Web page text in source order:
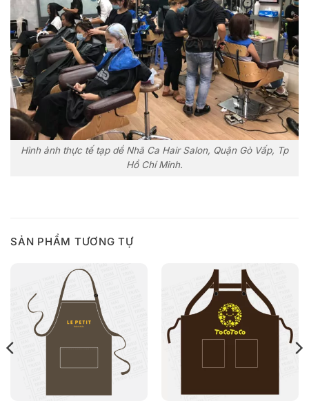
Hình ảnh thực tế tạp dề Nhã Ca Hair Salon, Quận Gò Vấp, Tp
Hồ Chí Minh.
SẢN PHẨM TƯƠNG TỰ